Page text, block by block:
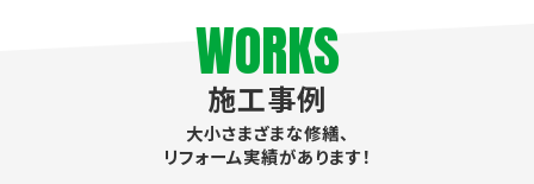
WORKS
施工事例
大小さまざまな修繕、
リフォーム実績があります！